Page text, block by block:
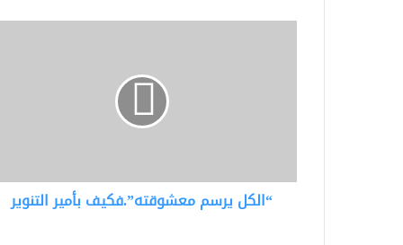
“الكل يرسم معشوقته”.فكيف بأمير التنوير